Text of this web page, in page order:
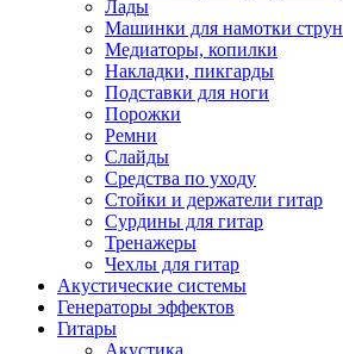
Лады
Машинки для намотки струн
Медиаторы, копилки
Накладки, пикгарды
Подставки для ноги
Порожки
Ремни
Слайды
Средства по уходу
Стойки и держатели гитар
Сурдины для гитар
Тренажеры
Чехлы для гитар
Акустические системы
Генераторы эффектов
Гитары
Акустика